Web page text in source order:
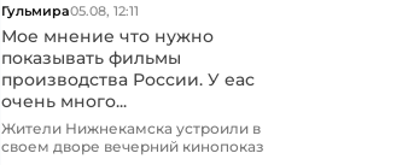
Гульмира05.08, 12:11
Мое мнение что нужно
показывать фильмы
производства России. У еас
очень много...
Жители Нижнекамска устроили в
своем дворе вечерний кинопоказ